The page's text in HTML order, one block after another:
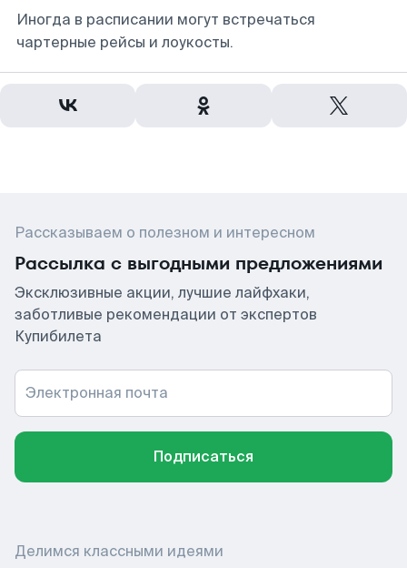
Иногда в расписании могут встречаться
чартерные рейсы и лоукосты.
Рассказываем о полезном и интересном
Рассылка с выгодными предложениями
Эксклюзивные акции, лучшие лайфхаки,
заботливые рекомендации от экспертов
Купибилета
Электронная почта
Подписаться
Делимся классными идеями